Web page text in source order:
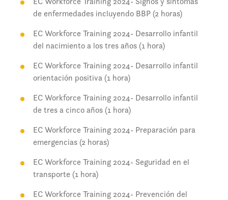
de enfermedades incluyendo BBP (2 horas)
EC Workforce Training 2024- Desarrollo infantil
del nacimiento a los tres años (1 hora)
EC Workforce Training 2024- Desarrollo infantil
orientación positiva (1 hora)
EC Workforce Training 2024- Desarrollo infantil
de tres a cinco años (1 hora)
EC Workforce Training 2024- Preparación para
emergencias (2 horas)
EC Workforce Training 2024- Seguridad en el
transporte (1 hora)
EC Workforce Training 2024- Prevención del